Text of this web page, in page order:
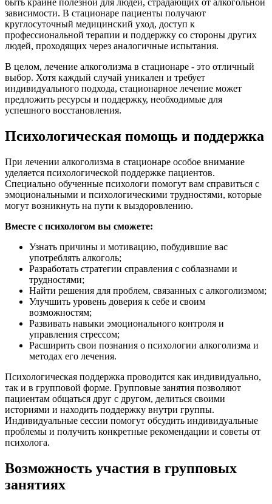
быть крайне полезной для людей, страдающих от алкогольной
зависимости. В стационаре пациенты получают
круглосуточный медицинский уход, доступ к
профессиональной терапии и поддержку со стороны других
людей, проходящих через аналогичные испытания.
В целом, лечение алкоголизма в стационаре - это отличный
выбор. Хотя каждый случай уникален и требует
индивидуального подхода, стационарное лечение может
предложить ресурсы и поддержку, необходимые для
успешного восстановления.
Психологическая помощь и поддержка
При лечении алкоголизма в стационаре особое внимание
уделяется психологической поддержке пациентов.
Специально обученные психологи помогут вам справиться с
эмоциональными и психологическими трудностями, которые
могут возникнуть на пути к выздоровлению.
Вместе с психологом вы сможете:
Узнать причины и мотивацию, побудившие вас
употреблять алкоголь;
Разработать стратегии справления с соблазнами и
трудностями;
Найти решения для проблем, связанных с алкоголизмом;
Улучшить уровень доверия к себе и своим
возможностям;
Развивать навыки эмоционального контроля и
управления стрессом;
Расширить свои познания о психологии алкоголизма и
методах его лечения.
Психологическая поддержка проводится как индивидуально,
так и в групповой форме. Групповые занятия позволяют
пациентам общаться друг с другом, делиться своими
историями и находить поддержку внутри группы.
Индивидуальные сессии помогут обсудить индивидуальные
проблемы и получить конкретные рекомендации и советы от
психолога.
Возможность участия в групповых
занятиях